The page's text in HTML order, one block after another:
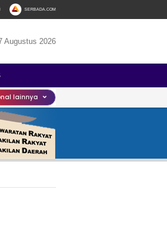
SERBADA.COM
Augustus 2026
lainnya